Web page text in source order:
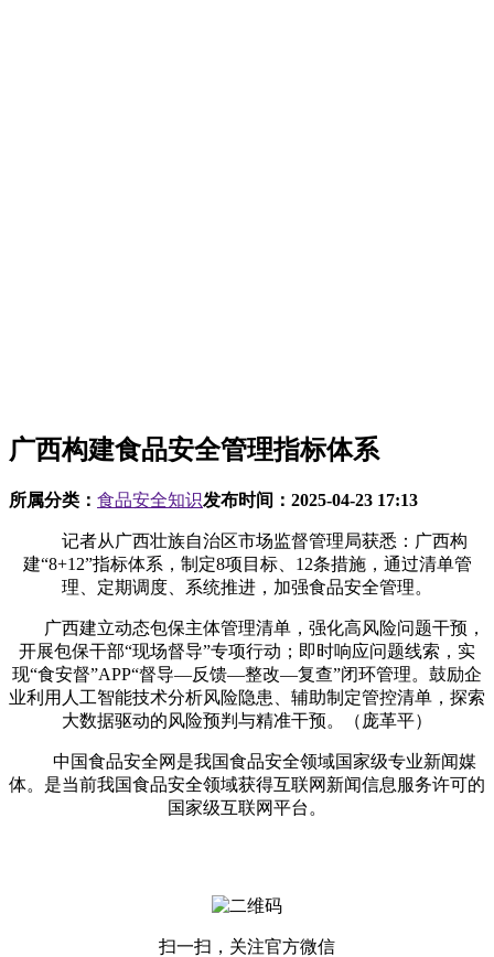
广西构建食品安全管理指标体系
所属分类： 食品安全知识发布时间： 2025-04-23 17:13
记者从广西壮族自治区市场监督管理局获悉：广西构
建“8+12”指标体系，制定8项目标、12条措施，通过清单管
理、定期调度、系统推进，加强食品安全管理。
广西建立动态包保主体管理清单，强化高风险问题干预，
开展包保干部“现场督导”专项行动；即时响应问题线索，实
现“食安督”APP“督导—反馈—整改—复查”闭环管理。鼓励企
业利用人工智能技术分析风险隐患、辅助制定管控清单，探索
大数据驱动的风险预判与精准干预。（庞革平）
中国食品安全网是我国食品安全领域国家级专业新闻媒
体。是当前我国食品安全领域获得互联网新闻信息服务许可的
国家级互联网平台。
扫一扫，关注官方微信